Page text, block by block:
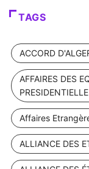
TAGS
ACCORD
AFFAIRES DES
PRESIDENTIELLE
Affaires
ALLIANCE DES